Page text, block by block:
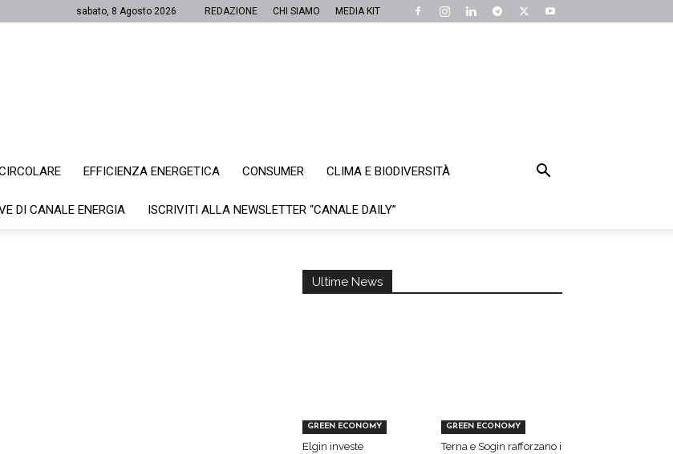
sabato, 8 Agosto 2026 REDAZIONE CHI SIAMO MEDIA KIT
EFFICIENZA ENERGETICA CONSUMER CLIMA E BIODIVERSITÀ
DI CANALE ENERGIA ISCRIVITI ALLA NEWSLETTER “CANALE DAILY”
Ultime News
GREEN ECONOMY
Elgin investe
GREEN ECONOMY
Terna e Sogin rafforzano i